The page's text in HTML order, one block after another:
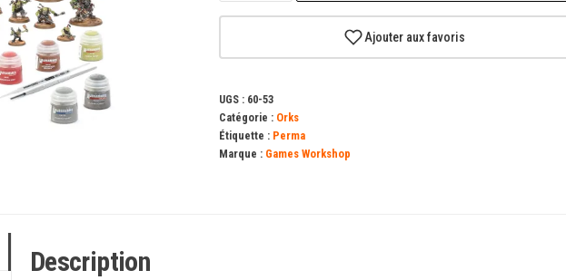
Commencer
les
Orks
(Français)
Ajouter aux favoris
UGS : 60-53
Catégorie : Orks
Étiquette : Perma
Marque : Games Workshop
Description